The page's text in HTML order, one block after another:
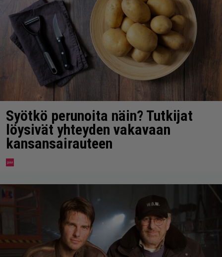
Syötkö perunoita näin? Tutkijat
löysivät yhteyden vakavaan
kansansairauteen